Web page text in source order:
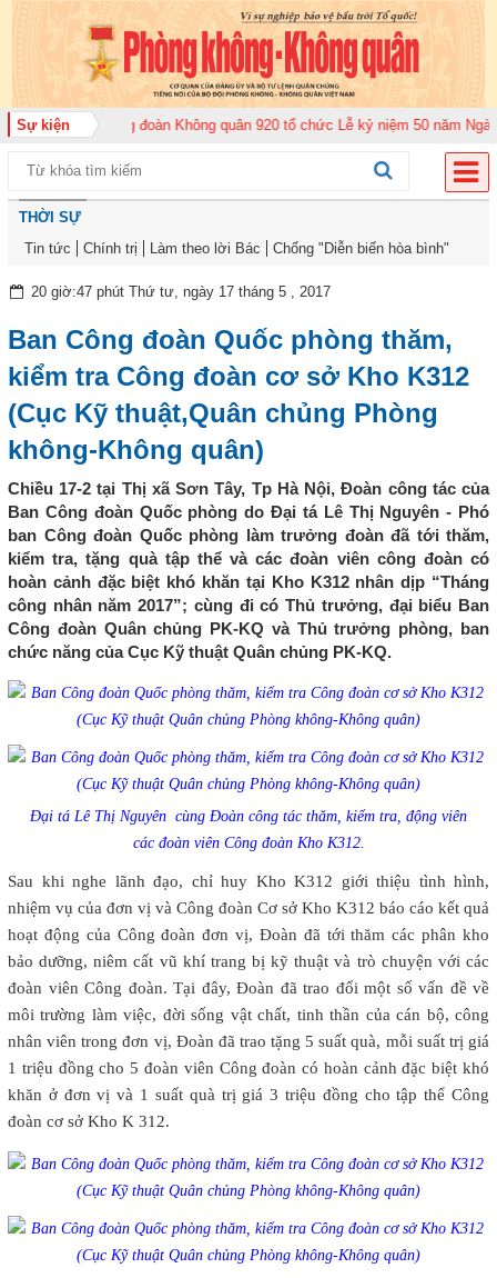
Sự kiện
2026 Trung đoàn Không quân 920 tổ chức Lễ kỷ niệm 50 năm Ngày
THỜI SỰ
Tin tức
Chính trị Làm theo lời Bác Chống "Diễn biến hòa bình"
20 giờ:47 phút Thứ tư, ngày 17 tháng 5 , 2017
Ban Công đoàn Quốc phòng thăm,
kiểm tra Công đoàn cơ sở Kho K312
(Cục Kỹ thuật,Quân chủng Phòng
không-Không quân)
Chiều 17-2 tại Thị xã Sơn Tây, Tp Hà Nội, Đoàn công tác của
Ban Công đoàn Quốc phòng do Đại tá Lê Thị Nguyên - Phó
ban Công đoàn Quốc phòng làm trưởng đoàn đã tới thăm,
kiểm tra, tặng quà tập thể và các đoàn viên công đoàn có
hoàn cảnh đặc biệt khó khăn tại Kho K312 nhân dịp “Tháng
công nhân năm 2017”; cùng đi có Thủ trưởng, đại biểu Ban
Công đoàn Quân chủng PK-KQ và Thủ trưởng phòng, ban
chức năng của Cục Kỹ thuật Quân chủng PK-KQ.
Đại tá Lê Thị Nguyên cùng Đoàn công tác thăm, kiểm tra, động viên
các đoàn viên Công đoàn Kho K312.
Sau khi nghe lãnh đạo, chỉ huy Kho K312 giới thiệu tình hình,
nhiệm vụ của đơn vị và Công đoàn Cơ sở Kho K312 báo cáo kết quả
hoạt động của Công đoàn đơn vị, Đoàn đã tới thăm các phân kho
bảo dưỡng, niêm cất vũ khí trang bị kỹ thuật và trò chuyện với các
đoàn viên Công đoàn. Tại đây, Đoàn đã trao đổi một số vấn đề về
môi trường làm việc, đời sống vật chất, tinh thần của cán bộ, công
nhân viên trong đơn vị, Đoàn đã trao tặng 5 suất quà, mỗi suất trị giá
1 triệu đồng cho 5 đoàn viên Công đoàn có hoàn cảnh đặc biệt khó
khăn ở đơn vị và 1 suất quà trị giá 3 triệu đồng cho tập thể Công
đoàn cơ sở Kho K 312.